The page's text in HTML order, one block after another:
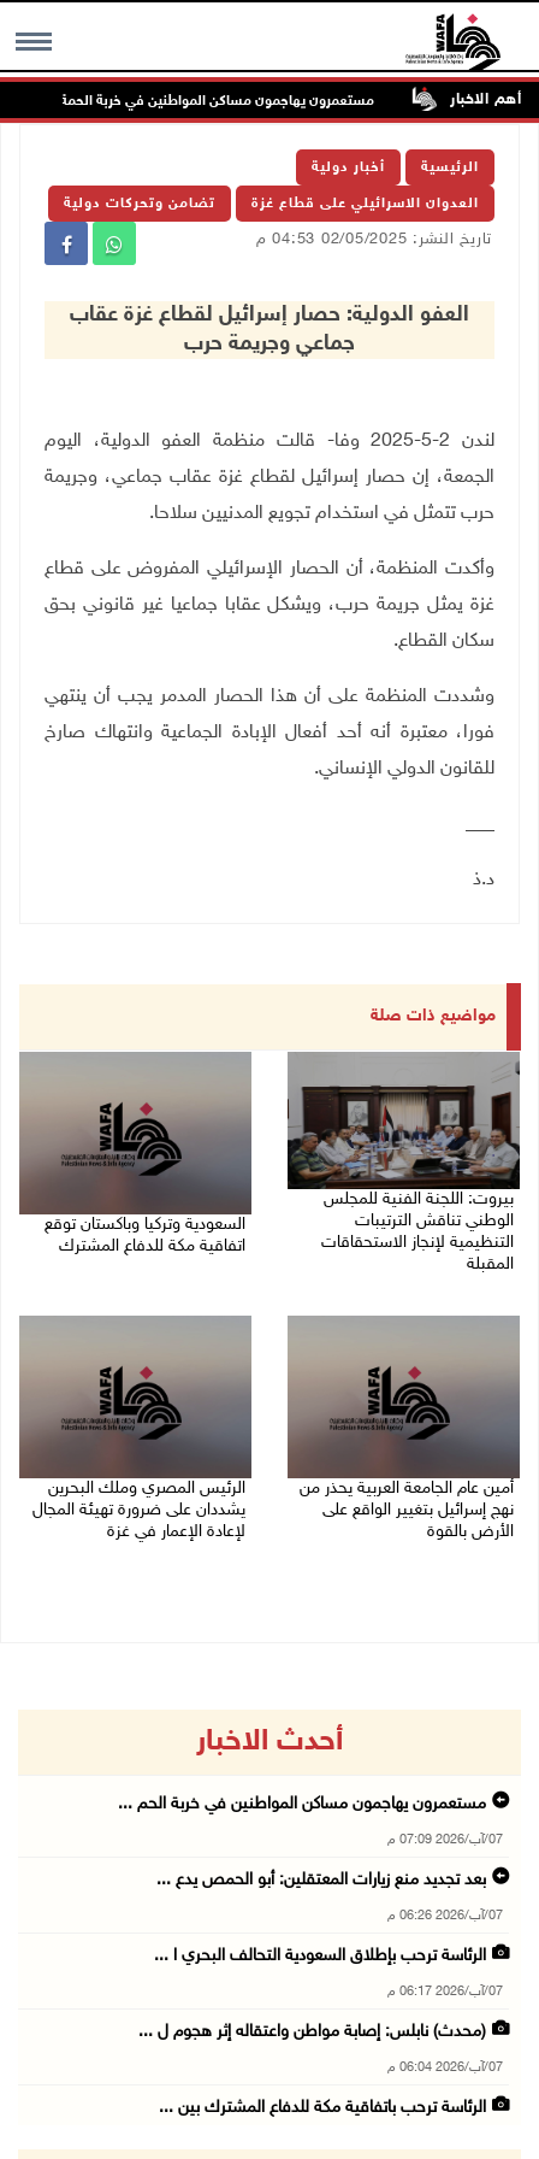
MENU أهم الاخبار مستعمرون يهاجمون مساكن المواطنين في خربة الحمة بالأغوار
الرئيسية أخبار دولية
العدوان الاسرائيلي على قطاع غزة تضامن وتحركات دولية
تاريخ النشر: 02/05/2025 04:53 م
العفو الدولية: حصار إسرائيل لقطاع غزة عقاب
جماعي وجريمة حرب
لندن 2-5-2025 وفا- قالت منظمة العفو الدولية، اليوم
الجمعة، إن حصار إسرائيل لقطاع غزة عقاب جماعي، وجريمة
حرب تتمثل في استخدام تجويع المدنيين سلاحا.
وأكدت المنظمة، أن الحصار الإسرائيلي المفروض على قطاع
غزة يمثل جريمة حرب، ويشكل عقابا جماعيا غير قانوني بحق
سكان القطاع.
وشددت المنظمة على أن هذا الحصار المدمر يجب أن ينتهي
فورا، معتبرة أنه أحد أفعال الإبادة الجماعية وانتهاك صارخ
للقانون الدولي الإنساني.
د.ذ
مواضيع ذات صلة
بيروت: اللجنة الفنية للمجلس
الوطني تناقش الترتيبات
التنظيمية لإنجاز الاستحقاقات
المقبلة
السعودية وتركيا وباكستان توقع
اتفاقية مكة للدفاع المشترك
أمين عام الجامعة العربية يحذر من
نهج إسرائيل بتغيير الواقع على
الأرض بالقوة
الرئيس المصري وملك البحرين
يشددان على ضرورة تهيئة المجال
لإعادة الإعمار في غزة
أحدث الاخبار
مستعمرون يهاجمون مساكن المواطنين في خربة الحم ...
07/آب/2026 07:09 م
بعد تجديد منع زيارات المعتقلين: أبو الحمص يدع ...
07/آب/2026 06:26 م
الرئاسة ترحب بإطلاق السعودية التحالف البحري ا ...
07/آب/2026 06:17 م
(محدث) نابلس: إصابة مواطن واعتقاله إثر هجوم ل ...
07/آب/2026 06:04 م
الرئاسة ترحب باتفاقية مكة للدفاع المشترك بين ...